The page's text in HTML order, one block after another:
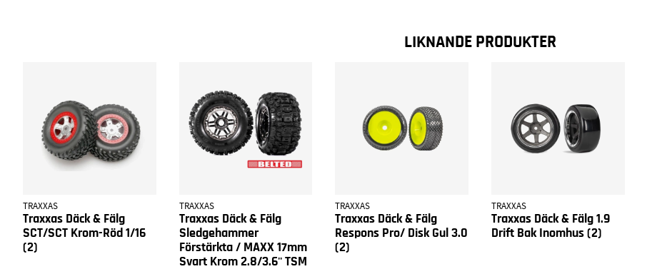
LIKNANDE PRODUKTER
TRAXXAS
Traxxas Däck & Fälg
SCT/SCT Krom-Röd 1/16
(2)
TRAXXAS
Traxxas Däck & Fälg
Sledgehammer
Förstärkta / MAXX 17mm
Svart Krom 2.8/3.6'' TSM
TRAXXAS
Traxxas Däck & Fälg
Respons Pro/ Disk Gul 3.0
(2)
TRAXXAS
Traxxas Däck & Fälg 1.9
Drift Bak Inomhus (2)